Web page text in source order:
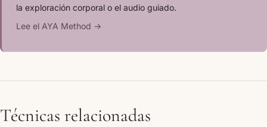
la exploración corporal o el audio guiado.
Lee el AYA Method →
Técnicas relacionadas